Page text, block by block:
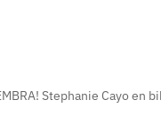
Stephanie Cayo en